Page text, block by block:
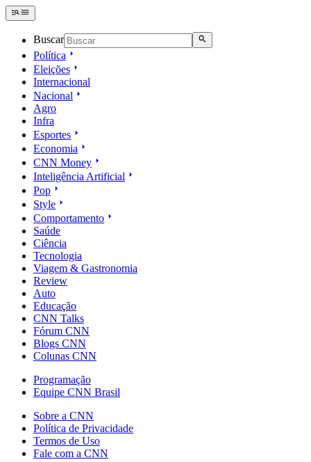
Buscar
Política
Eleições
Internacional
Nacional
Agro
Infra
Esportes
Economia
CNN Money
Inteligência Artificial
Pop
Style
Comportamento
Saúde
Ciência
Tecnologia
Viagem & Gastronomia
Review
Auto
Educação
CNN Talks
Fórum CNN
Blogs CNN
Colunas CNN
Programação
Equipe CNN Brasil
Sobre a CNN
Política de Privacidade
Termos de Uso
Fale com a CNN